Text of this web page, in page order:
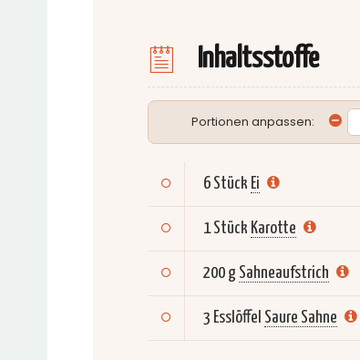
Inhaltsstoffe
Portionen anpassen:
6 Stück Ei
1 Stück Karotte
200 g Sahneaufstrich
3 Esslöffel Saure Sahne